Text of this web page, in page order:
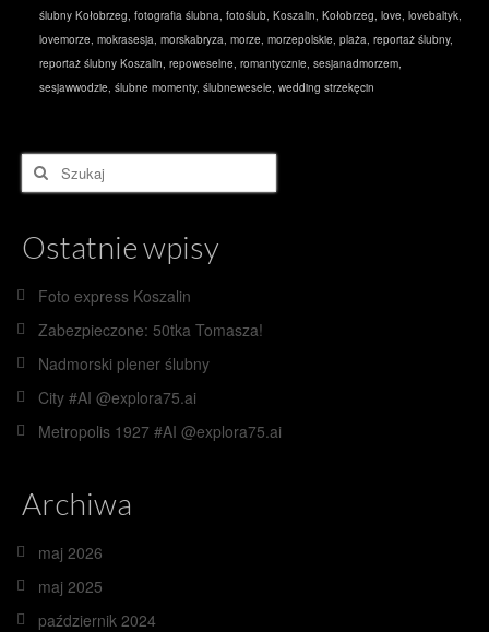
ślubny Kołobrzeg, fotografia ślubna, fotoślub, Koszalin, Kołobrzeg, love, lovebaltyk,
lovemorze, mokrasesja, morskabryza, morze, morzepolskie, plaża, reportaż ślubny,
reportaż ślubny Koszalin, repoweselne, romantycznie, sesjanadmorzem,
sesjawwodzie, ślubne momenty, ślubnewesele, wedding strzekęcin
Szuklaj
w:
Ostatnie wpisy
Foto express Koszalin
Zabezpieczone: 50tka Tomasza!
Nadmorski plener ślubny
City #AI @explora75.ai
Metropolis 1927 #AI @explora75.ai
Archiwa
maj 2026
maj 2025
październik 2024